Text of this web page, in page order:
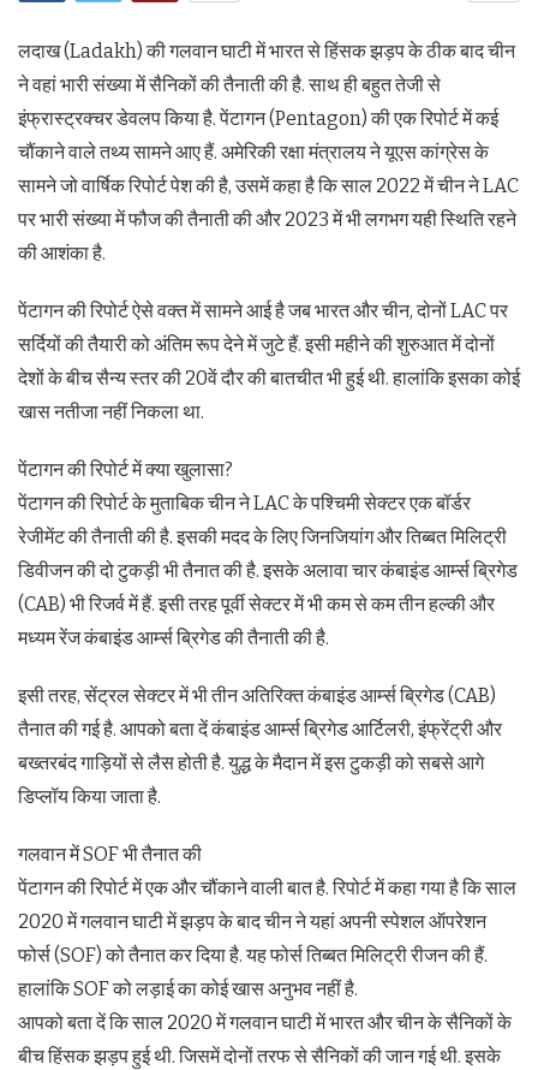
लदाख (Ladakh) की गलवान घाटी में भारत से हिंसक झड़प के ठीक बाद चीन
ने वहां भारी संख्या में सैनिकों की तैनाती की है. साथ ही बहुत तेजी से
इंफ्रास्ट्रक्चर डेवलप किया है. पेंटागन (Pentagon) की एक रिपोर्ट में कई
चौंकाने वाले तथ्य सामने आए हैं. अमेरिकी रक्षा मंत्रालय ने यूएस कांग्रेस के
सामने जो वार्षिक रिपोर्ट पेश की है, उसमें कहा है कि साल 2022 में चीन ने LAC
पर भारी संख्या में फौज की तैनाती की और 2023 में भी लगभग यही स्थिति रहने
की आशंका है.
पेंटागन की रिपोर्ट ऐसे वक्त में सामने आई है जब भारत और चीन, दोनों LAC पर
सर्दियों की तैयारी को अंतिम रूप देने में जुटे हैं. इसी महीने की शुरुआत में दोनों
देशों के बीच सैन्य स्तर की 20वें दौर की बातचीत भी हुई थी. हालांकि इसका कोई
खास नतीजा नहीं निकला था.
पेंटागन की रिपोर्ट में क्या खुलासा?
पेंटागन की रिपोर्ट के मुताबिक चीन ने LAC के पश्चिमी सेक्टर एक बॉर्डर
रेजीमेंट की तैनाती की है. इसकी मदद के लिए जिनजियांग और तिब्बत मिलिट्री
डिवीजन की दो टुकड़ी भी तैनात की है. इसके अलावा चार कंबाइंड आर्म्स ब्रिगेड
(CAB) भी रिजर्व में हैं. इसी तरह पूर्वी सेक्टर में भी कम से कम तीन हल्की और
मध्यम रेंज कंबाइंड आर्म्स ब्रिगेड की तैनाती की है.
इसी तरह, सेंट्रल सेक्टर में भी तीन अतिरिक्त कंबाइंड आर्म्स ब्रिगेड (CAB)
तैनात की गई है. आपको बता दें कंबाइंड आर्म्स ब्रिगेड आर्टिलरी, इंफ्रेंट्री और
बख्तरबंद गाड़ियों से लैस होती है. युद्ध के मैदान में इस टुकड़ी को सबसे आगे
डिप्लॉय किया जाता है.
गलवान में SOF भी तैनात की
पेंटागन की रिपोर्ट में एक और चौंकाने वाली बात है. रिपोर्ट में कहा गया है कि साल
2020 में गलवान घाटी में झड़प के बाद चीन ने यहां अपनी स्पेशल ऑपरेशन
फोर्स (SOF) को तैनात कर दिया है. यह फोर्स तिब्बत मिलिट्री रीजन की हैं.
हालांकि SOF को लड़ाई का कोई खास अनुभव नहीं है.
आपको बता दें कि साल 2020 में गलवान घाटी में भारत और चीन के सैनिकों के
बीच हिंसक झड़प हुई थी. जिसमें दोनों तरफ से सैनिकों की जान गई थी. इसके